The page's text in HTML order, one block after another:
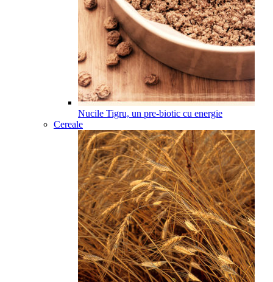
Nucile Tigru, un pre-biotic cu energie
Cereale